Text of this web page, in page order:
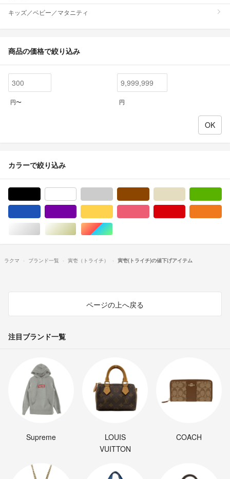
キッズ／ベビー／マタニティ
商品の価格で絞り込み
円〜 円
カラーで絞り込み
シルバー/銀色系ゴールド/金色系マルチカラー
ラクマ ブランド一覧 寅壱（トライチ） 寅壱(トライチ)の値下げアイテム
ページの上へ戻る
注目ブランド一覧
Supreme
LOUIS
VUITTON
COACH